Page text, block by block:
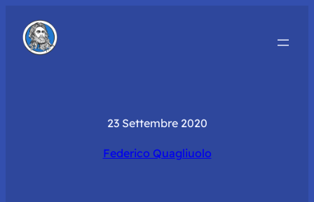
23 Settembre 2020
Federico Quagliuolo